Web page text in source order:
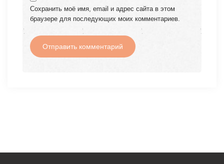
Сохранить моё имя, email и адрес сайта в этом
браузере для последующих моих комментариев.